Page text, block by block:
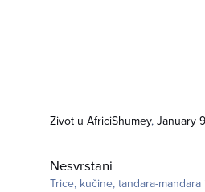
Zivot u AfriciShumey,January
Nesvrstani
Trice, kučine, tandara-